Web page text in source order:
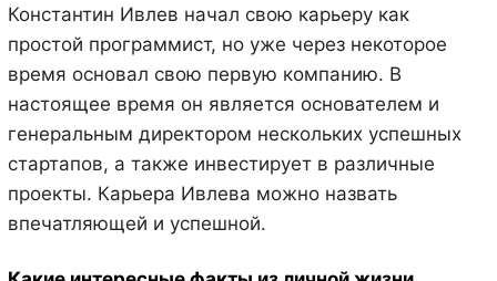
Константин Ивлев начал свою карьеру как
простой программист, но уже через некоторое
время основал свою первую компанию. В
настоящее время он является основателем и
генеральным директором нескольких успешных
стартапов, а также инвестирует в различные
проекты. Карьера Ивлева можно назвать
впечатляющей и успешной.